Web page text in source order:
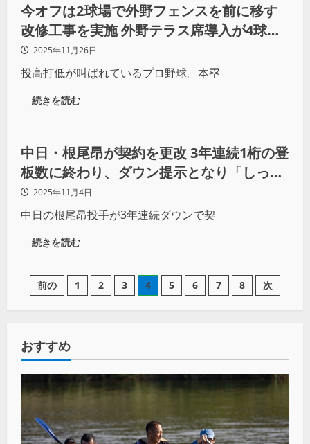
今オフは2球場で外野フェンスを前に移す
改修工事を実施 外野テラス席導入が4球場
となり、来季は本塁打増の期待が高まる
2025年11月26日
投高打低が叫ばれているプロ野球。本塁
続きを読む
野球
中日・根尾昂が契約を更改 3年連続1桁の登
板数に終わり、ダウン提示となり「しっか
り来季頑張りたいです」と8年目のシーズ
ンに臨む
2025年11月4日
中日の根尾昂投手が3年連続ダウンで契
続きを読む
前の 1 2 3 4 5 6 7 8 次
おすすめ